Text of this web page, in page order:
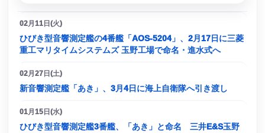
02月11日(火)
ひびき型音響測定艦の4番艦「AOS-5204」、2月17日に三菱
重工マリタイムシステムズ 玉野工場で命名・進水式へ
02月27日(土)
新音響測定艦「あき」、3月4日に海上自衛隊へ引き渡し
01月15日(水)
ひびき型音響測定艦3番艦、「あき」と命名 三井E&S玉野